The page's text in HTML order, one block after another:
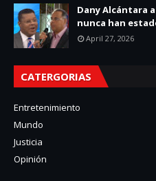
Dany Alcántara
nunca han
April 27, 2026
CATERGORIAS
Entretenimiento
Mundo
Justicia
Opinión